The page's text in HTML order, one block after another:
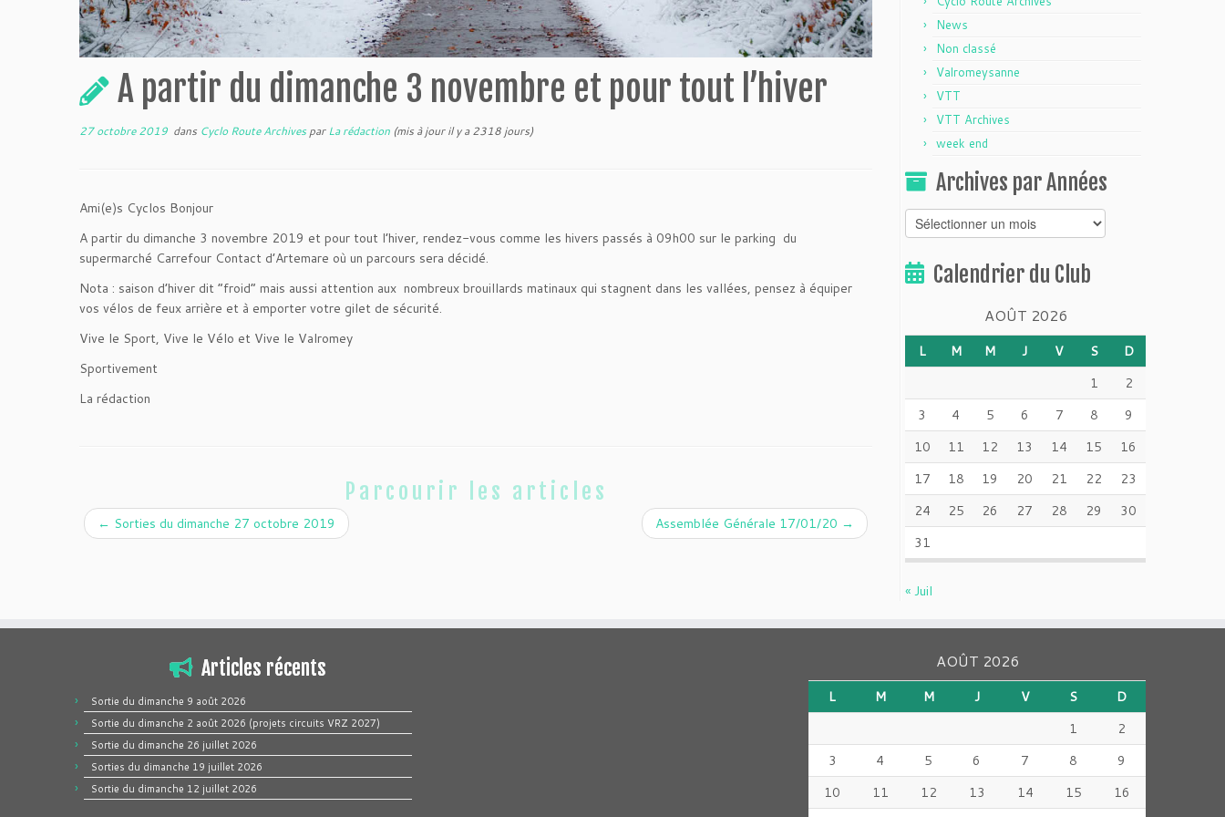
A partir du dimanche 3 novembre et pour tout l’hiver
27 octobre 2019 dans Cyclo Route ArchivesparLa rédaction (mis à jour il y a 2318 jours)
Ami(e)s Cyclos Bonjour
A partir du dimanche 3 novembre 2019 et pour tout l’hiver, rendez-vous comme les hivers passés à 09h00 sur le parking du
supermarché Carrefour Contact d’Artemare où un parcours sera décidé.
Nota : saison d’hiver dit “froid” mais aussi attention aux nombreux brouillards matinaux qui stagnent dans les vallées, pensez à équiper
vos vélos de feux arrière et à emporter votre gilet de sécurité.
Vive le Sport, Vive le Vélo et Vive le Valromey
Sportivement
La rédaction
Parcourir les articles
← Sorties du dimanche 27 octobre 2019 Assemblée Générale 17/01/20 →
News
Non classé
Valromeysanne
VTT
VTT Archives
week end
Archives par Années
Archives
par
Années
Calendrier du Club
AOÛT 2026
L M M J V S
D
1
2
3
4 5 6 7 8
9
10
11 12 13 14 15
16
17
18 19 20 21 22
23
24
25 26 27 28 29
30
31
« Juil
Articles récents
Sortie du dimanche 9 août 2026
Sortie du dimanche 2 août 2026 (projets circuits VRZ 2027)
Sortie du dimanche 26 juillet 2026
Sorties du dimanche 19 juillet 2026
Sortie du dimanche 12 juillet 2026
AOÛT 2026
L M M J V S
D
1
2
3
4 5 6 7 8
9
10
11 12 13 14 15
16